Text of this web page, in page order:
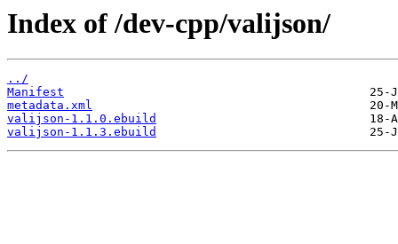
Index of /dev-cpp/valijson/
../
Manifest
metadata.xml
valijson-1.1.0.ebuild
valijson-1.1.3.ebuild